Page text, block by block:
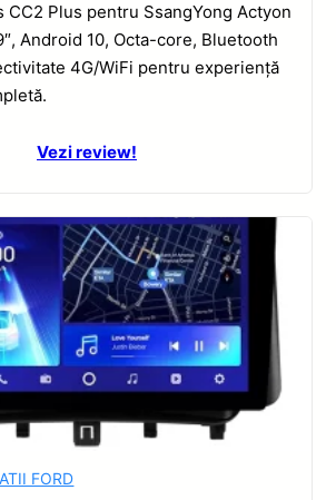
CC2 Plus pentru SsangYong Actyon
Android 10, Octa-core, Bluetooth
4G/WiFi pentru experiență
Vezi review!
FORD